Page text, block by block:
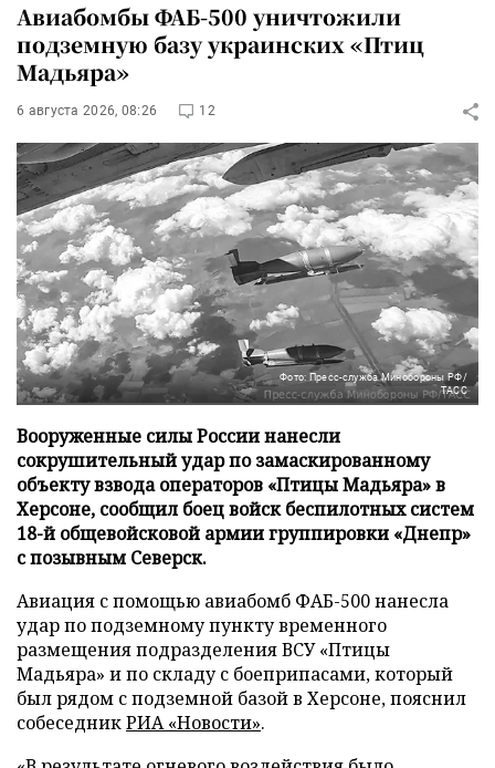
Авиабомбы ФАБ-500 уничтожили
подземную базу украинских «Птиц
Мадьяра»
6 августа 2026, 08:26 12
Фото: Пресс-служба Минобороны РФ/
ТАСС
Вооруженные силы России нанесли
сокрушительный удар по замаскированному
объекту взвода операторов «Птицы Мадьяра» в
Херсоне, сообщил боец войск беспилотных систем
18-й общевойсковой армии группировки «Днепр»
с позывным Северск.
Авиация с помощью авиабомб ФАБ-500 нанесла
удар по подземному пункту временного
размещения подразделения ВСУ «Птицы
Мадьяра» и по складу с боеприпасами, который
был рядом с подземной базой в Херсоне, пояснил
собеседникРИА «Новости».